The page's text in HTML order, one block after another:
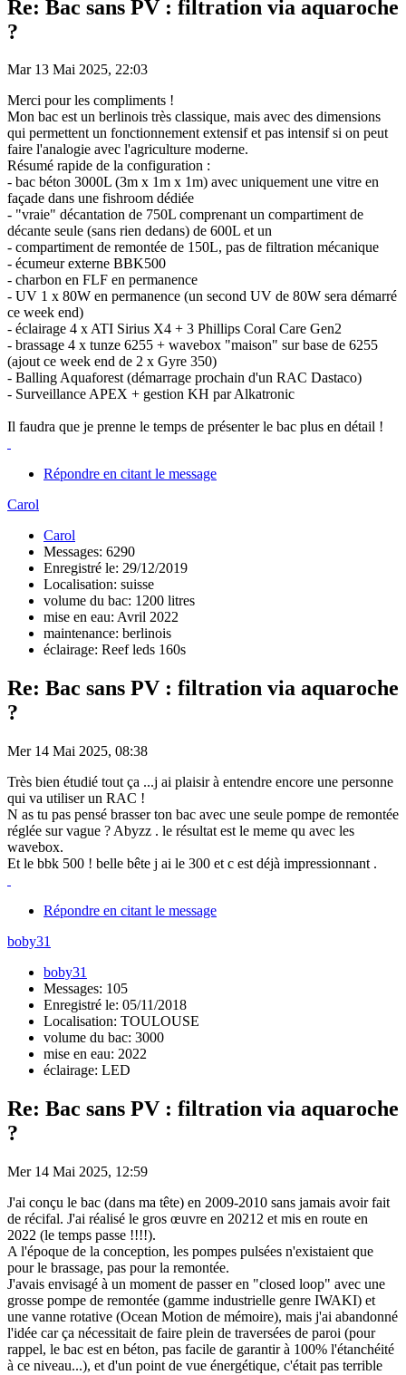
Re: Bac sans PV : filtration via aquaroche
?
Mar 13 Mai 2025, 22:03
Merci pour les compliments !
Mon bac est un berlinois très classique, mais avec des dimensions
qui permettent un fonctionnement extensif et pas intensif si on peut
faire l'analogie avec l'agriculture moderne.
Résumé rapide de la configuration :
- bac béton 3000L (3m x 1m x 1m) avec uniquement une vitre en
façade dans une fishroom dédiée
- "vraie" décantation de 750L comprenant un compartiment de
décante seule (sans rien dedans) de 600L et un
- compartiment de remontée de 150L, pas de filtration mécanique
- écumeur externe BBK500
- charbon en FLF en permanence
- UV 1 x 80W en permanence (un second UV de 80W sera démarré
ce week end)
- éclairage 4 x ATI Sirius X4 + 3 Phillips Coral Care Gen2
- brassage 4 x tunze 6255 + wavebox "maison" sur base de 6255
(ajout ce week end de 2 x Gyre 350)
- Balling Aquaforest (démarrage prochain d'un RAC Dastaco)
- Surveillance APEX + gestion KH par Alkatronic
Il faudra que je prenne le temps de présenter le bac plus en détail !
Répondre en citant le message
Carol
Carol
Messages: 6290
Enregistré le: 29/12/2019
Localisation: suisse
volume du bac: 1200 litres
mise en eau: Avril 2022
maintenance: berlinois
éclairage: Reef leds 160s
Re: Bac sans PV : filtration via aquaroche
?
Mer 14 Mai 2025, 08:38
Très bien étudié tout ça ...j ai plaisir à entendre encore une personne
qui va utiliser un RAC !
N as tu pas pensé brasser ton bac avec une seule pompe de remontée
réglée sur vague ? Abyzz . le résultat est le meme qu avec les
wavebox.
Et le bbk 500 ! belle bête j ai le 300 et c est déjà impressionnant .
Répondre en citant le message
boby31
boby31
Messages: 105
Enregistré le: 05/11/2018
Localisation: TOULOUSE
volume du bac: 3000
mise en eau: 2022
éclairage: LED
Re: Bac sans PV : filtration via aquaroche
?
Mer 14 Mai 2025, 12:59
J'ai conçu le bac (dans ma tête) en 2009-2010 sans jamais avoir fait
de récifal. J'ai réalisé le gros œuvre en 20212 et mis en route en
2022 (le temps passe !!!!).
A l'époque de la conception, les pompes pulsées n'existaient que
pour le brassage, pas pour la remontée.
J'avais envisagé à un moment de passer en "closed loop" avec une
grosse pompe de remontée (gamme industrielle genre IWAKI) et
une vanne rotative (Ocean Motion de mémoire), mais j'ai abandonné
l'idée car ça nécessitait de faire plein de traversées de paroi (pour
rappel, le bac est en béton, pas facile de garantir à 100% l'étanchéité
à ce niveau...), et d'un point de vue énergétique, c'était pas terrible